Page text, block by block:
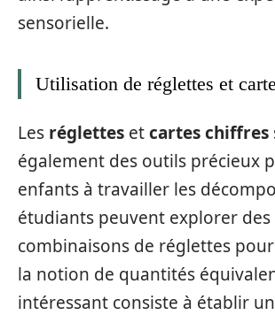
sensorielle.
Utilisation de réglettes et
Les réglettes etcartes chiffres
également des outils précieux
enfants à travailler les
étudiants peuvent explorer des
combinaisons de réglettes
la notion de quantités
intéressant consiste à établir